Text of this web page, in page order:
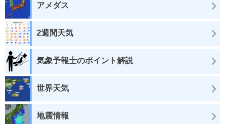
アメダス
2週間天気
気象予報士のポイント解説
世界天気
地震情報